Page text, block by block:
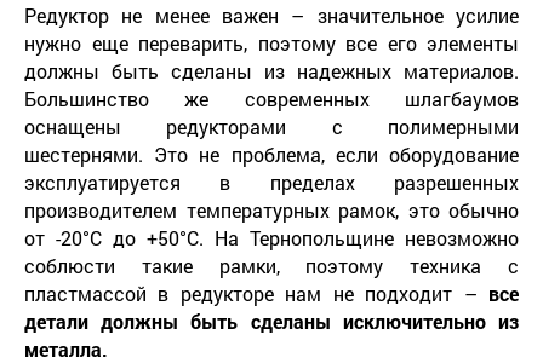
Редуктор не менее важен – значительное усилие
нужно еще переварить, поэтому все его элементы
должны быть сделаны из надежных материалов.
Большинство же современных шлагбаумов
оснащены редукторами с полимерными
шестернями. Это не проблема, если оборудование
эксплуатируется в пределах разрешенных
производителем температурных рамок, это обычно
от -20°С до +50°С. На Тернопольщине невозможно
соблюсти такие рамки, поэтому техника с
пластмассой в редукторе нам не подходит – все
детали должны быть сделаны исключительно из
металла.